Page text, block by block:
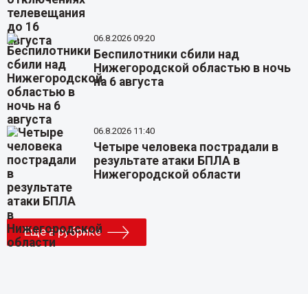
06.8.2026 09:20
Беспилотники сбили над
Нижегородской областью в ночь
на 6 августа
06.8.2026 11:40
Четыре человека пострадали в
результате атаки БПЛА в
Нижегородской области
Еще в рубрике